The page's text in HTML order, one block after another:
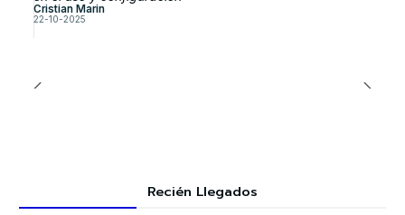
Cristian Marin
22-10-2025
Recién Llegados